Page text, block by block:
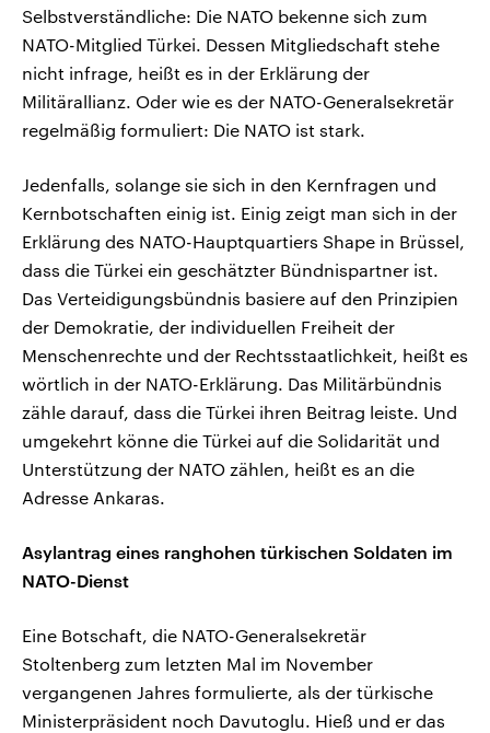
Selbstverständliche: Die NATO bekenne sich zum
NATO-Mitglied Türkei. Dessen Mitgliedschaft stehe
nicht infrage, heißt es in der Erklärung der
Militärallianz. Oder wie es der NATO-Generalsekretär
regelmäßig formuliert: Die NATO ist stark.
Jedenfalls, solange sie sich in den Kernfragen und
Kernbotschaften einig ist. Einig zeigt man sich in der
Erklärung des NATO-Hauptquartiers Shape in Brüssel,
dass die Türkei ein geschätzter Bündnispartner ist.
Das Verteidigungsbündnis basiere auf den Prinzipien
der Demokratie, der individuellen Freiheit der
Menschenrechte und der Rechtsstaatlichkeit, heißt es
wörtlich in der NATO-Erklärung. Das Militärbündnis
zähle darauf, dass die Türkei ihren Beitrag leiste. Und
umgekehrt könne die Türkei auf die Solidarität und
Unterstützung der NATO zählen, heißt es an die
Adresse Ankaras.
Asylantrag eines ranghohen türkischen Soldaten im
NATO-Dienst
Eine Botschaft, die NATO-Generalsekretär
Stoltenberg zum letzten Mal im November
vergangenen Jahres formulierte, als der türkische
Ministerpräsident noch Davutoglu. Hieß und er das